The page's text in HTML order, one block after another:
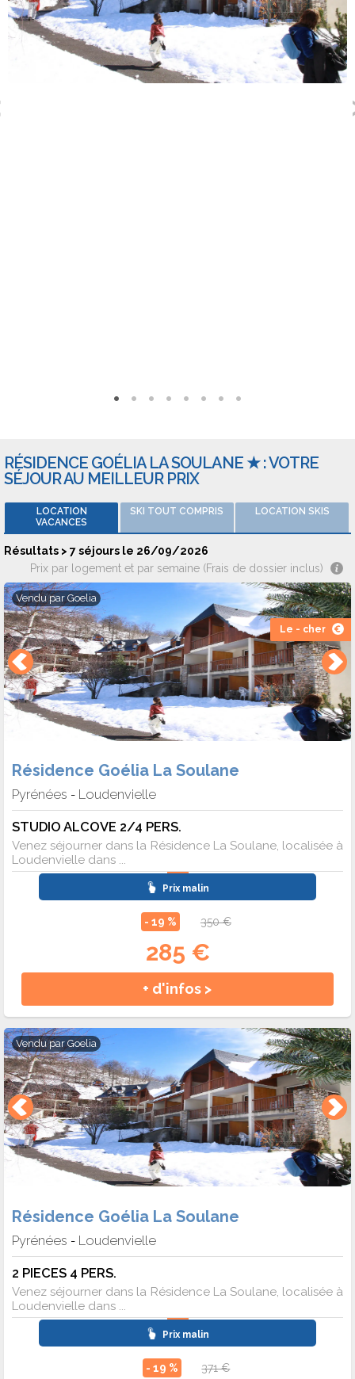
grâce au sauna. Et parmi la liste des autres activités à faire à la
Résidence La Soulane, vous trouverez par exemple la balade
Plusieurs types de logements sont disponibles dans cette
RÉSIDENCE GOÉLIA LA SOULANE ★ : VOTRE
SÉJOUR AU MEILLEUR PRIX
LOCATION
VACANCES
SKI TOUT COMPRIS LOCATION SKIS
Résultats > 7 séjours le 26/09/2026
Prix par logement et par semaine (Frais de dossier inclus)
Le - cher
Vendu par Goelia
Résidence Goélia La Soulane
Pyrénées - Loudenvielle
STUDIO ALCOVE 2/4 PERS.
Venez séjourner dans la Résidence La Soulane, localisée à
Loudenvielle dans ...
Prix malin
- 19 % 350 €
285 €
+ d'infos >
Vendu parGoelia
Résidence Goélia La Soulane
Pyrénées - Loudenvielle
2 PIECES 4 PERS.
Venez séjourner dans la Résidence La Soulane, localisée à
Loudenvielle dans ...
Prix malin
- 19 % 371 €